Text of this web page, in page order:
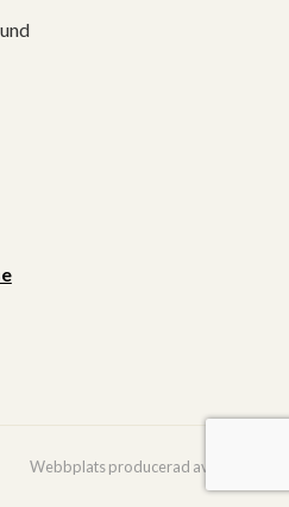
Webbplats producerad av